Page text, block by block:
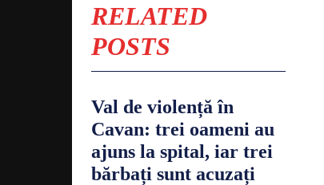
RELATED
POSTS
Val de violență în
Cavan: trei oameni au
ajuns la spital, iar trei
bărbați sunt acuzați